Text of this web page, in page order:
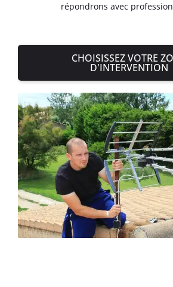
répondrons avec
CHOISISSEZ VOTRE
D'INTERVENTION